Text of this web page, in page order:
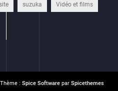
suzuka Vidéo et films
: Spice Softwarepar Spicethemes